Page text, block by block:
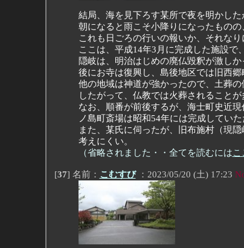
結局、海を見下ろす某所で夜を明かし
朝になると雨こそ小降りになったもの
これも日ごろの行いの報いか、それな
ここは、平成14年3月に完成した施設で
隠岐は、明治はじめの廃仏毀釈が激し
後にお寺は復興し、島後地区では旧西
他の地域は神道が強かったので、土葬の
したがって、仏教では火葬されること
なお、順番が前後するが、海士町史近
ノ島町斎場は昭和54年には完成してい
また、某氏に伺ったが、旧布施村（現
考えにくい。
（省略されました・・全てを読むにはこ
[37] 名前： こむすび：2023/05/20 (土) 17:23